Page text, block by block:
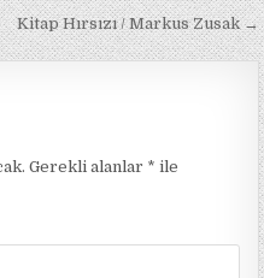
Kitap Hırsızı / Markus Zusak →
Gerekli alanlar * ile